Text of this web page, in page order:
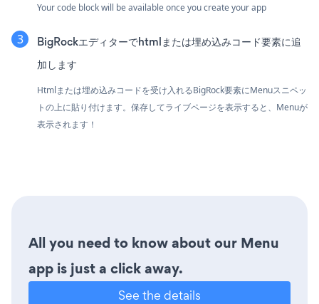
Your code block will be available once you create your app
BigRockエディターでhtmlまたは埋め込みコード要素に追
加します
Htmlまたは埋め込みコードを受け入れるBigRock要素にMenuスニペッ
トの上に貼り付けます。保存してライブページを表示すると、Menuが
表示されます！
All you need to know about our Menu
app is just a click away.
See the details